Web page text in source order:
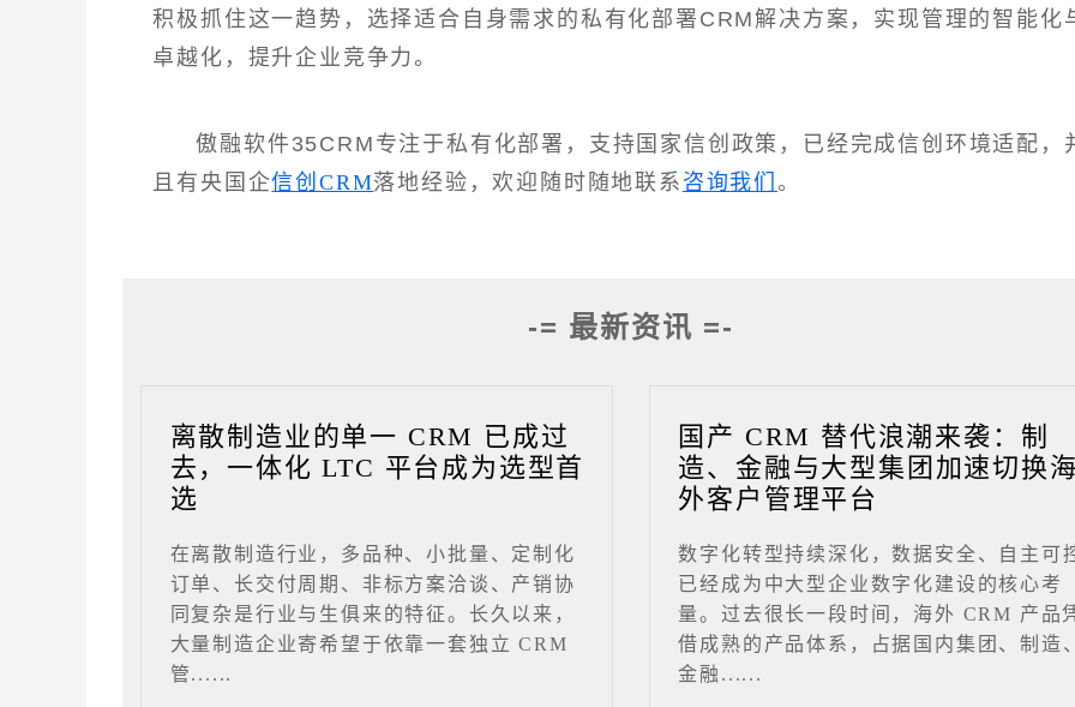
积极抓住这一趋势，选择适合自身需求的私有化部署CRM解决方案，实现管理的智能化
卓越化，提升企业竞争力。
傲融软件35CRM专注于私有化部署，支持国家信创政策，已经完成信创环境适配，
且有央国企信创CRM落地经验，欢迎随时随地联系 咨询我们。
-= 最新资讯 =-
离散制造业的单一 CRM 已成过
去，一体化 LTC 平台成为选型首
选
在离散制造行业，多品种、小批量、定制化
订单、长交付周期、非标方案洽谈、产销协
同复杂是行业与生俱来的特征。长久以来，
大量制造企业寄希望于依靠一套独立 CRM
管......
国产 CRM 替代浪潮来袭：制
造、金融与大型集团加速切换海
外客户管理平台
数字化转型持续深化，数据安全、自主可
已经成为中大型企业数字化建设的核心考
量。过去很长一段时间，海外 CRM 产品
借成熟的产品体系，占据国内集团、制造、
金融......